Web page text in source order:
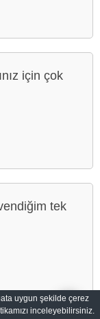
için çok
tek
uygun şekilde çerez
inceleyebilirsiniz.